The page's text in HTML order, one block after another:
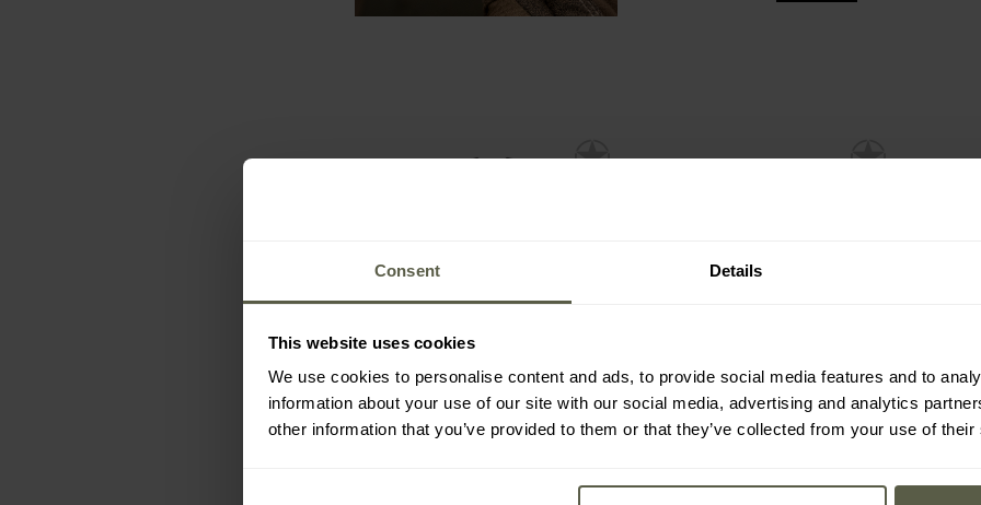
Consent Details
This website uses cookies
We use cookies to personalise content and ads, to provide social media features and to
information about your use of our site with our social media, advertising and analytics
other information that you’ve provided to them or that they’ve collected from your use of
Multitool SOG MacV Tool -
Black
Expediere:Imediat
Multitool Gerber Key Note
Expediere:Imediat
168,62 Lei